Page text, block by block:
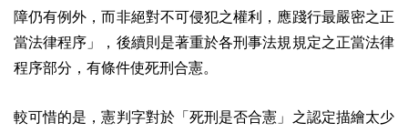
障仍有例外，而非絕對不可侵犯之權利，應踐行最嚴密之正
當法律程序」，後續則是著重於各刑事法規規定之正當法律
程序部分，有條件使死刑合憲。
較可惜的是，憲判字對於「死刑是否合憲」之認定描繪太少